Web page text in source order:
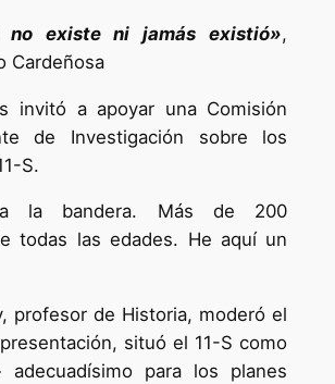
no existe ni jamás existió»,
Cardeñosa
invitó a apoyar una Comisión
de Investigación sobre los
S.
la bandera. Más de 200
todas las edades. He aquí un
profesor de Historia, moderó el
situó el 11-S como
adecuadísimo para los planes